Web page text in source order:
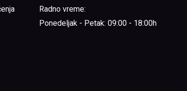
Radno vreme:
Ponedeljak - Petak: 09:00 - 18:00h